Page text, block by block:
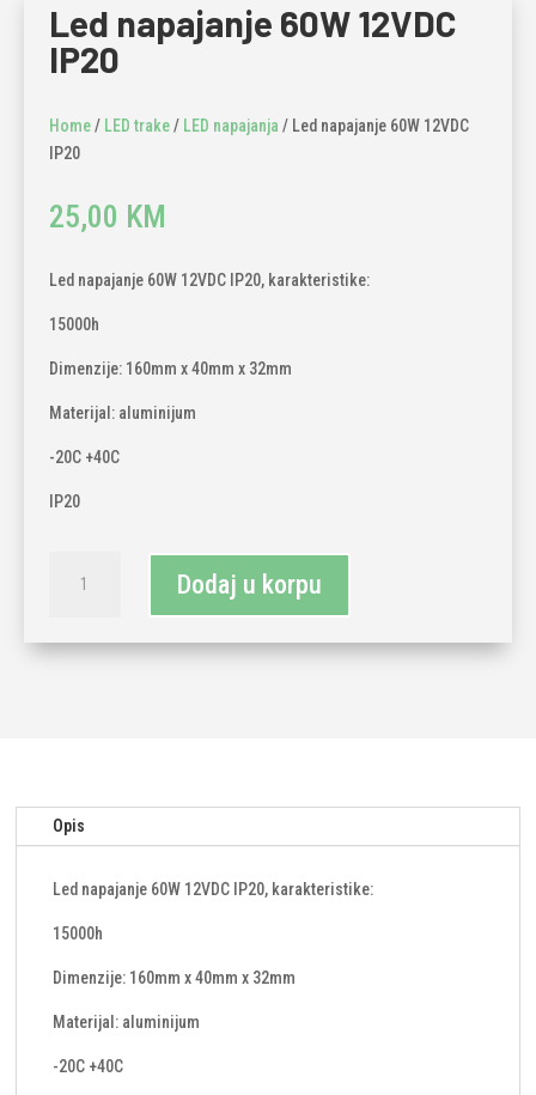
Led napajanje 60W 12VDC
IP20
Home/ LED trake/ LED napajanja / Led napajanje 60W 12VDC
IP20
25,00 KM
Led napajanje 60W 12VDC IP20, karakteristike:
15000h
Dimenzije: 160mm x 40mm x 32mm
Materijal: aluminijum
-20C +40C
IP20
napajanje
12VDC
Dodaj u korpu
Opis
Led napajanje 60W 12VDC IP20, karakteristike:
15000h
Dimenzije: 160mm x 40mm x 32mm
Materijal: aluminijum
-20C +40C